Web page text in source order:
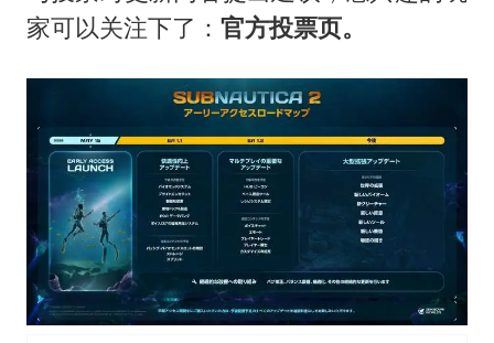
家可以关注下了： 官方投票页。